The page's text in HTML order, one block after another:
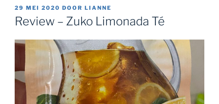
GEPLAATST
OP
29 MEI 2020 DOOR LIANNE
Review – Zuko Limonada Té